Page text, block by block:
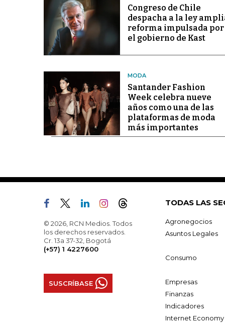
Congreso de Chile
despacha a la ley
reforma impulsada por
el gobierno de Kast
MODA
Santander Fashion
Week celebra nueve
años como una de las
plataformas de moda
más importantes
© 2026, RCN Medios. Todos
los derechos reservados.
Cr. 13a 37-32, Bogotá
(+57) 1 4227600
SUSCRÍBASE
TODAS LAS
Agronegocios
Asuntos Legales
Consumo
Empresas
Finanzas
Indicadores
Internet Economy